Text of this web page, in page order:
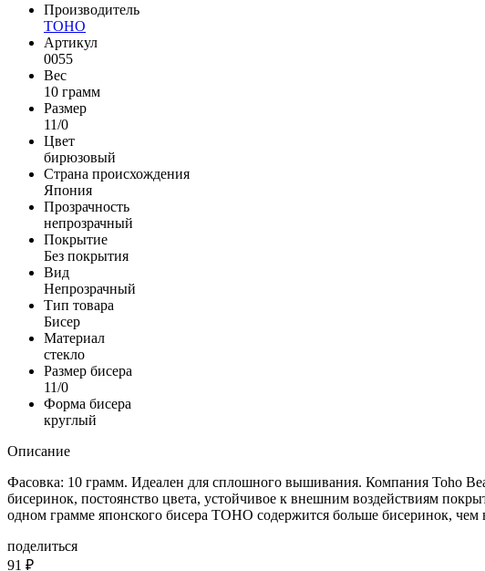
Производитель
TOHO
Артикул
0055
Вес
10 грамм
Размер
11/0
Цвет
бирюзовый
Страна происхождения
Япония
Прозрачность
непрозрачный
Покрытие
Без покрытия
Вид
Непрозрачный
Тип товара
Бисер
Материал
стекло
Размер бисера
11/0
Форма бисера
круглый
Описание
Фасовка: 10 грамм. Идеален для сплошного вышивания. Компания Toho
бисеринок, постоянство цвета, устойчивое к внешним воздействиям
одном грамме японского бисера TOHO содержится больше бисеринок,
поделиться
91 ₽